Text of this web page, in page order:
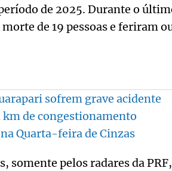
de 2025. Durante o
de 19 pessoas e feriram
sofrem grave acidente
km de congestionamento
Quarta-feira de Cinzas
somente pelos radares da PRF,